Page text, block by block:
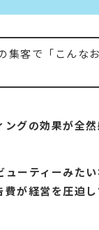
集客で「こんな
ングの効果が全
ューティーみた
費が経営を圧迫